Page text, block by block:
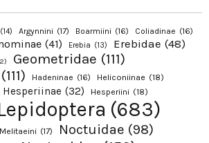
(14) Argynnini (17) Boarmiini (16) Coliadinae (16)
(41) Erebia (13) Erebidae (48)
Geometridae (111)
(111) Hadeninae (16) Heliconiinae (18)
Hesperiinae (32) Hesperiini (18)
(683)
Melitaeini (17) Noctuidae (98)